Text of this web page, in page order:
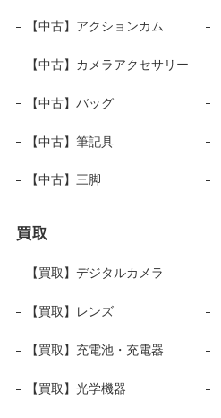
【中古】アクションカム
【中古】カメラアクセサリー
【中古】バッグ
【中古】筆記具
【中古】三脚
買取
【買取】デジタルカメラ
【買取】レンズ
【買取】充電池・充電器
【買取】光学機器